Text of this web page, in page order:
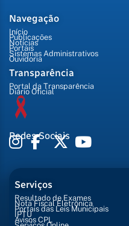
Navegação
Início
Publicações
Notícias
Portais
Sistemas Administrativos
Ouvidoria
Transparência
Portal da Transparência
Diário Oficial
Redes Sociais
Serviços
Resultado de Exames
Nota Fiscal Eletrônica
Portais das Leis Municipais
IPTU
Avisos CPL